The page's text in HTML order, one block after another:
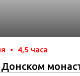
• 4,5 часа